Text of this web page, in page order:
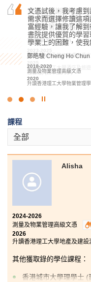
我衷心感謝書院提
的教育資源。專業
與會展管理學科的
林嘉華 Kevin Lin
2023-2025
旅遊、會展及節目管理高級文
2025
升讀香港理工大學酒店及旅
驗管理) (高年級入學)
文憑試後，我考慮
需求而選擇修讀這
富經驗，讓我了解
書院提供優質的學
學業上的困難，使
鄭皓駿 Cheng Ho Chun
2018-2020
測量及物業管理高級文憑
2020
升讀香港理工大學物業管理
書院的實務課程內
醫療保健事業鋪路
的學士學位課程：
陳喆 Mark Chan
2023-2025
應用健康及康復護理高級文憑
2025
升讀香港理工大學物理治療學
點
燈
片
課程
全部
Alisha
2024-2026
測量及物業管理高級文憑
2026
升讀香港理工大學地產及建
其他獲取錄的學位課程：
香港城市大學理學士